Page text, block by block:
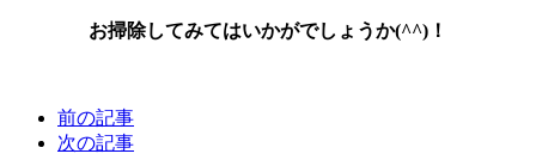
お掃除してみてはいかがでしょうか(^^)！
前の記事
次の記事